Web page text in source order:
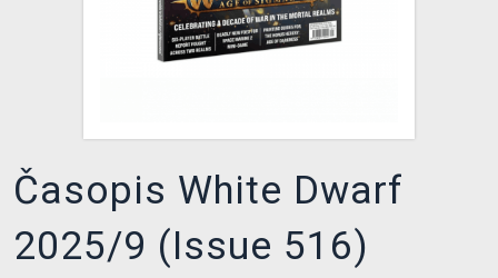
VÝKUP HER (BAZAR)
Časopis White Dwarf
2025/9 (Issue 516)